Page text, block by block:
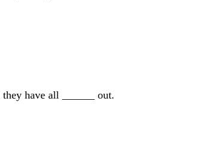
have all ______ out.